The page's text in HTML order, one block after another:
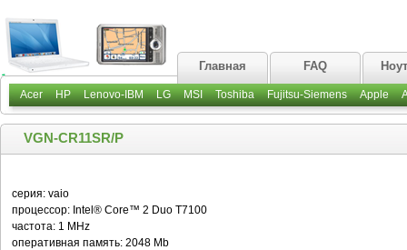
Главная FAQ
Acer HP Lenovo-IBM LG MSI Toshiba Fujitsu-Siemens Apple
VGN-CR11SR/P
серия: vaio
процессор: Intel® Core™ 2 Duo T7100
частота: 1 MHz
оперативная память: 2048 Mb